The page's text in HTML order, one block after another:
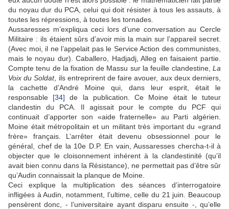
du noyau dur du PCA, celui qui doit résister à tous les assauts, à
toutes les répressions, à toutes les tornades.
Aussaresses m’expliqua ceci lors d’une conversation au Cercle
Militaire : ils étaient sûrs d’avoir mis la main sur l’appareil secret.
(Avec moi, il ne l’appelait pas le Service Action des communistes,
mais le noyau dur). Caballero, Hadjadj, Alleg en faisaient partie.
Compte tenu de la fixation de Massu sur la feuille clandestine, La
Voix du Soldat, ils entreprirent de faire avouer, aux deux derniers,
la cachette d’André Moine qui, dans leur esprit, était le
responsable [34] de la publication. Ce Moine était le tuteur
clandestin du PCA. Il agissait pour le compte du PCF qui
continuait d’apporter son «aide fraternelle» au Parti algérien.
Moine était métropolitain et un militant très important du «grand
frère» français. L’arrêter était devenu obsessionnel pour le
général, chef de la 10e D.P. En vain, Aussaresses chercha-t-il à
objecter que le cloisonnement inhérent à la clandestinité (qu’il
avait bien connu dans la Résistance), ne permettait pas d’être sûr
qu’Audin connaissait la planque de Moine.
Ceci explique la multiplication des séances d’interrogatoire
infligées à Audin, notamment, l’ultime, celle du 21 juin. Beaucoup
pensèrent donc, - l’universitaire ayant disparu ensuite -, qu’elle